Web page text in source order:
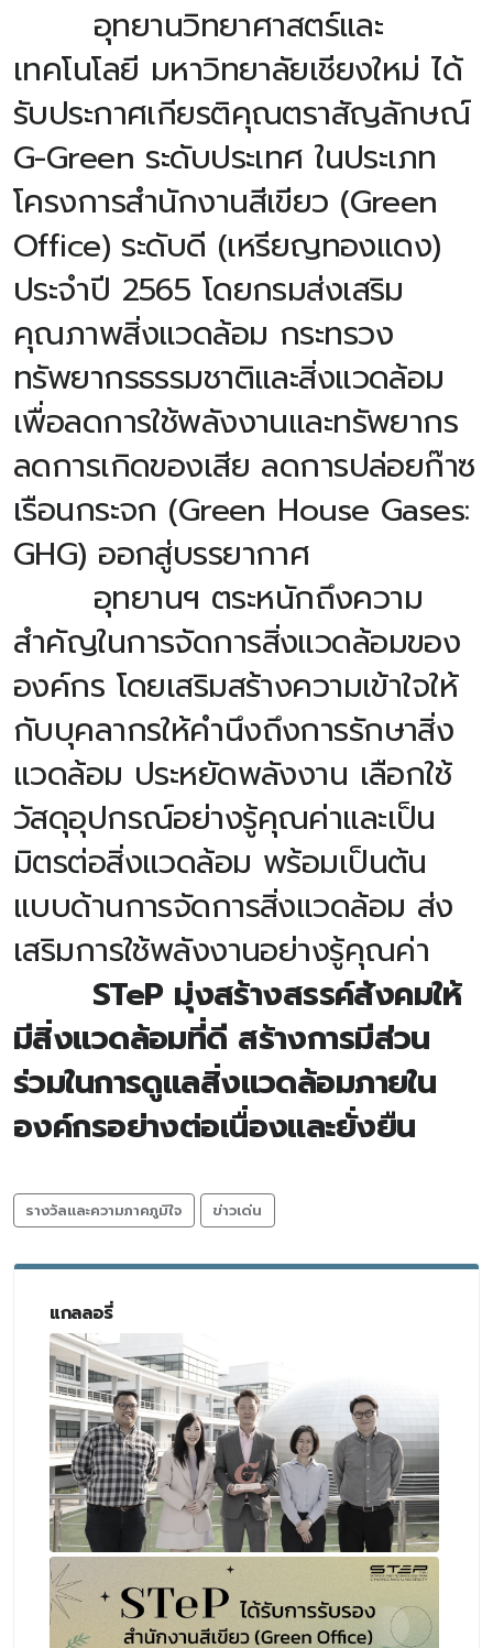
อุทยานวิทยาศาสตร์และ
เทคโนโลยี มหาวิทยาลัยเชียงใหม่ ได้
รับประกาศเกียรติคุณตราสัญลักษณ์
G-Green ระดับประเทศ ในประเภท
โครงการสำนักงานสีเขียว (Green
Office) ระดับดี (เหรียญทองแดง)
ประจำปี 2565 โดยกรมส่งเสริม
คุณภาพสิ่งแวดล้อม กระทรวง
ทรัพยากรธรรมชาติและสิ่งแวดล้อม
เพื่อลดการใช้พลังงานและทรัพยากร
ลดการเกิดของเสีย ลดการปล่อยก๊าซ
เรือนกระจก (Green House Gases:
GHG) ออกสู่บรรยากาศ
อุทยานฯ ตระหนักถึงความ
สำคัญในการจัดการสิ่งแวดล้อมของ
องค์กร โดยเสริมสร้างความเข้าใจให้
กับบุคลากรให้คำนึงถึงการรักษาสิ่ง
แวดล้อม ประหยัดพลังงาน เลือกใช้
วัสดุอุปกรณ์อย่างรู้คุณค่าและเป็น
มิตรต่อสิ่งแวดล้อม พร้อมเป็นต้น
แบบด้านการจัดการสิ่งแวดล้อม ส่ง
เสริมการใช้พลังงานอย่างรู้คุณค่า
STeP มุ่งสร้างสรรค์สังคมให้
มีสิ่งแวดล้อมที่ดี สร้างการมีส่วน
ร่วมในการดูแลสิ่งแวดล้อมภายใน
องค์กรอย่างต่อเนื่องและยั่งยืน
รางวัลและความภาคภูมิใจ ข่าวเด่น
แกลลอรี่